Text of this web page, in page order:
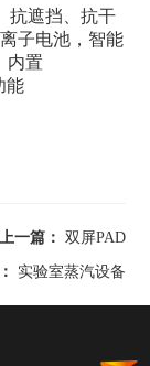
抗遮挡、抗干
子电池，智能
内置
能
上一篇： 双屏PAD
实验室蒸汽设备